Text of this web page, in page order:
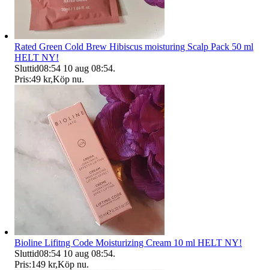
Rated Green Cold Brew Hibiscus moisturing Scalp Pack 50 ml
HELT NY!
Sluttid08:54 10 aug 08:54.
Pris:49 kr,Köp nu.
Bioline Lifitng Code Moisturizing Cream 10 ml HELT NY!
Sluttid08:54 10 aug 08:54.
Pris:149 kr,Köp nu.